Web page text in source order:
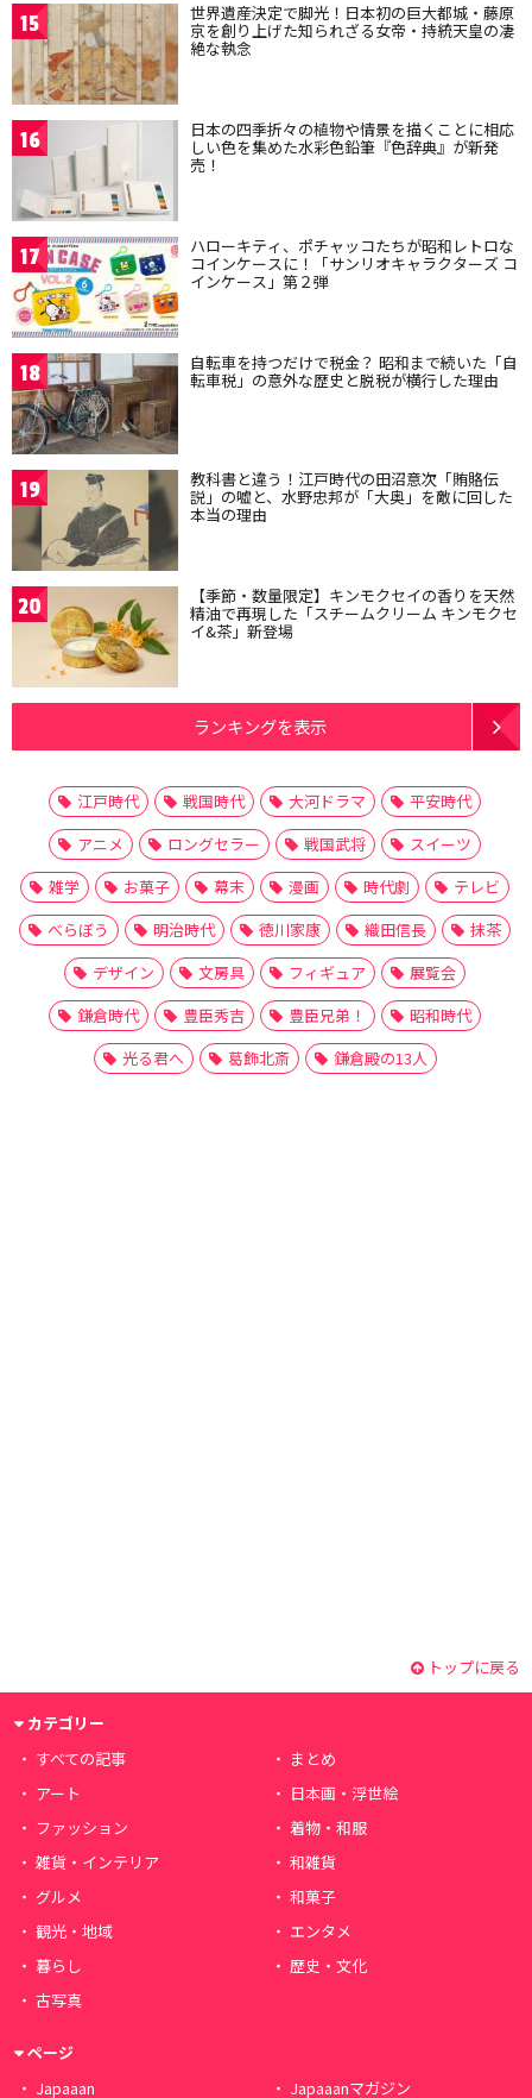
15 世界遺産決定で脚光！日本初の巨大都城・藤原
京を創り上げた知られざる女帝・持統天皇の凄
絶な執念
16 日本の四季折々の植物や情景を描くことに相応
しい色を集めた水彩色鉛筆『色辞典』が新発
売！
17 ハローキティ、ポチャッコたちが昭和レトロな
コインケースに！「サンリオキャラクターズ コ
インケース」第２弾
18 自転車を持つだけで税金？ 昭和まで続いた「自
転車税」の意外な歴史と脱税が横行した理由
19 教科書と違う！江戸時代の田沼意次「賄賂伝
説」の嘘と、水野忠邦が「大奥」を敵に回した
本当の理由
20 【季節・数量限定】キンモクセイの香りを天然
精油で再現した「スチームクリーム キンモクセ
イ&茶」新登場
ランキングを表示
江戸時代 戦国時代 大河ドラマ
平安時代
アニメ
ロングセラー 戦国武将
スイーツ
雑学
お菓子 幕末 漫画 時代劇
テレビ
べらぼう
明治時代 徳川家康 織田信長
抹茶
デザイン
文房具 フィギュア
展覧会
鎌倉時代
豊臣秀吉 豊臣兄弟！
昭和時代
光る君へ
葛飾北斎 鎌倉殿の13人
トップに戻る
カテゴリー
すべての記事
まとめ
アート
日本画・浮世絵
ファッション
着物・和服
雑貨・インテリア
和雑貨
グルメ
和菓子
観光・地域
エンタメ
暮らし
歴史・文化
古写真
ページ
Japaaan
Japaaanマガジン